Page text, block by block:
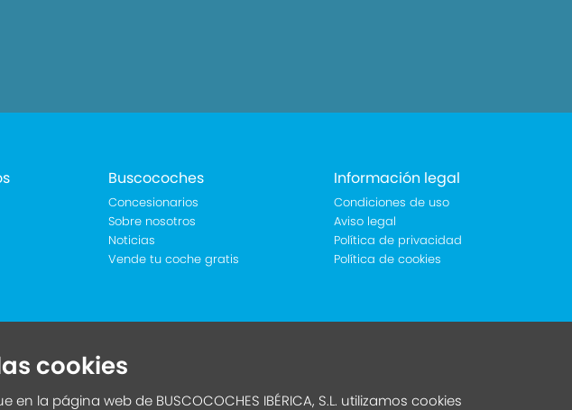
Buscocoches
Concesionarios
Sobre nosotros
Noticias
Vende tu coche gratis
Información legal
Condiciones de uso
Aviso legal
Política de privacidad
Política de cookies
cookies
la página web de BUSCOCOCHES IBÉRICA, S.L. utilizamos cookies